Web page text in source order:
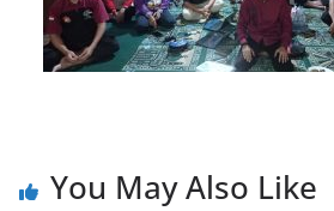
You May Also Like